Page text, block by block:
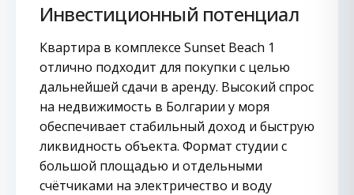
Инвестиционный потенциал
Квартира в комплексе Sunset Beach 1
отлично подходит для покупки с целью
дальнейшей сдачи в аренду. Высокий спрос
на недвижимость в Болгарии у моря
обеспечивает стабильный доход и быструю
ликвидность объекта. Формат студии с
большой площадью и отдельными
счётчиками на электричество и воду